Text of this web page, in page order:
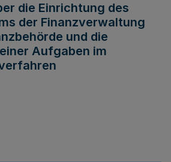
die Einrichtung des
der Finanzverwaltung
und die
Aufgaben im